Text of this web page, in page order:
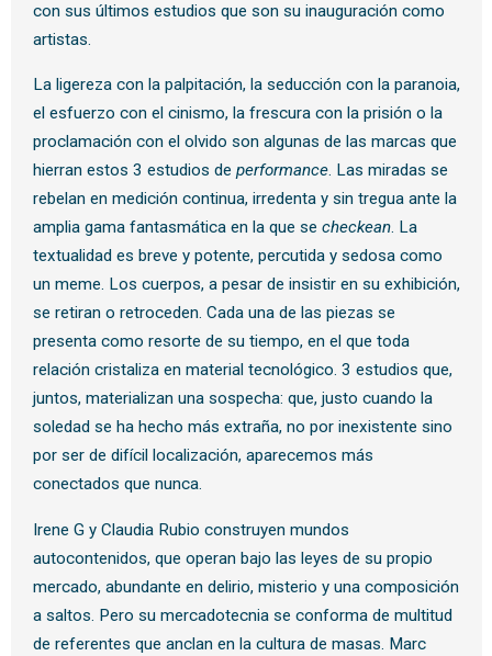
con sus últimos estudios que son su inauguración como
artistas.
La ligereza con la palpitación, la seducción con la paranoia,
el esfuerzo con el cinismo, la frescura con la prisión o la
proclamación con el olvido son algunas de las marcas que
hierran estos 3 estudios de performance. Las miradas se
rebelan en medición continua, irredenta y sin tregua ante la
amplia gama fantasmática en la que se checkean. La
textualidad es breve y potente, percutida y sedosa como
un meme. Los cuerpos, a pesar de insistir en su exhibición,
se retiran o retroceden. Cada una de las piezas se
presenta como resorte de su tiempo, en el que toda
relación cristaliza en material tecnológico. 3 estudios que,
juntos, materializan una sospecha: que, justo cuando la
soledad se ha hecho más extraña, no por inexistente sino
por ser de difícil localización, aparecemos más
conectados que nunca.
Irene G y Claudia Rubio construyen mundos
autocontenidos, que operan bajo las leyes de su propio
mercado, abundante en delirio, misterio y una composición
a saltos. Pero su mercadotecnia se conforma de multitud
de referentes que anclan en la cultura de masas. Marc